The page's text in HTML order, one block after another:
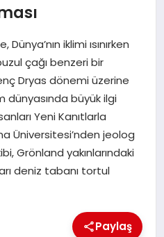
Dünya’nın iklimi ısınırken
çağı benzeri bir
Dryas dönemi üzerine
dünyasında büyük ilgi
Yeni Kanıtlarla
Üniversitesi’nden jeolog
Grönland yakınlarındaki
deniz tabanı tortul
Paylaş